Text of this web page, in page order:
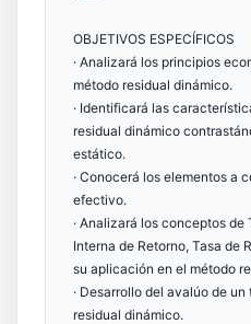
OBJETIVOS ESPECÍFICOS
· Analizará los principios
método residual dinámico.
· Identificará las
residual dinámico
estático.
· Conocerá los elementos a
efectivo.
· Analizará los conceptos de
Interna de Retorno, Tasa de
su aplicación en el método
· Desarrollo del avalúo de
residual dinámico.